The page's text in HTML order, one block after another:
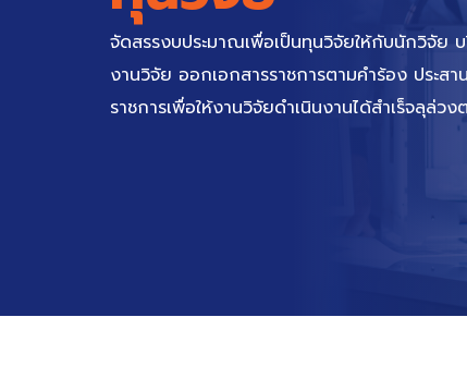
จัดสรรงบประมาณเพื่อเป็นทุนวิจัยให้กับนักวิจัย
งานวิจัย ออกเอกสารราชการตามคำร้อง ประส
ราชการเพื่อให้งานวิจัยดำเนินงานได้สำเร็จลุล่ว